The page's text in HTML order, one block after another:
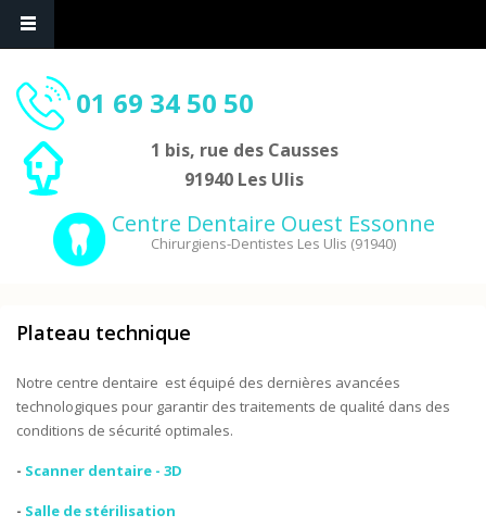
01 69 34 50 50
1 bis, rue des Causses
91940 Les Ulis
Centre Dentaire Ouest Essonne
Chirurgiens-Dentistes Les Ulis (91940)
Plateau technique
Notre centre dentaire est équipé des dernières avancées
technologiques pour garantir des traitements de qualité dans des
conditions de sécurité optimales.
- Scanner dentaire - 3D
- Salle de stérilisation